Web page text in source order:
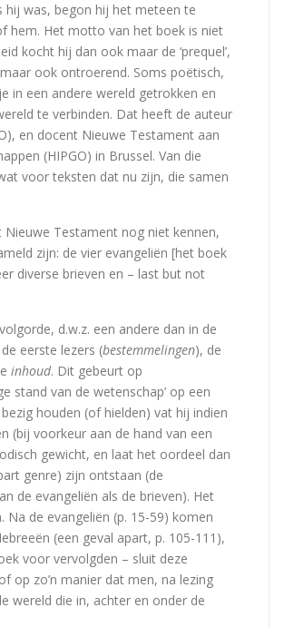
middelen
hij was, begon hij het meteen te
hem. Het motto van het boek is niet
kocht hij dan ook maar de ‘prequel’,
ook ontroerend. Soms poëtisch,
in een andere wereld getrokken en
te verbinden. Dat heeft de auteur
en docent Nieuwe Testament aan
(HIPGO) in Brussel. Van die
voor teksten dat nu zijn, die samen
Testament nog niet kennen,
zijn: de vier evangeliën [het boek
diverse brieven en – last but not
d.w.z. een andere dan in de
eerste lezers (bestemmelingen), de
inhoud. Dit gebeurt op
stand van de wetenschap’ op een
houden (of hielden) vat hij indien
(bij voorkeur aan de hand van een
gewicht, en laat het oordeel dan
genre) zijn ontstaan (de
de evangeliën als de brieven). Het
Na de evangeliën (p. 15-59) komen
(een geval apart, p. 105-111),
voor vervolgden – sluit deze
op zo’n manier dat men, na lezing
wereld die in, achter en onder de